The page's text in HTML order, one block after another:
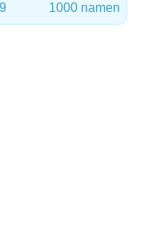
1000 namen